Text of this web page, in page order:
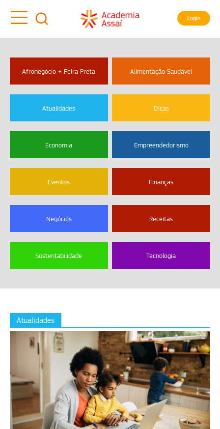
Login
Afronegócio + Feira Preta Alimentação Saudável
Atualidades Dicas
Economia Empreendedorismo
Eventos Finanças
Negócios Receitas
Sustentabilidade Tecnologia
Atualidades